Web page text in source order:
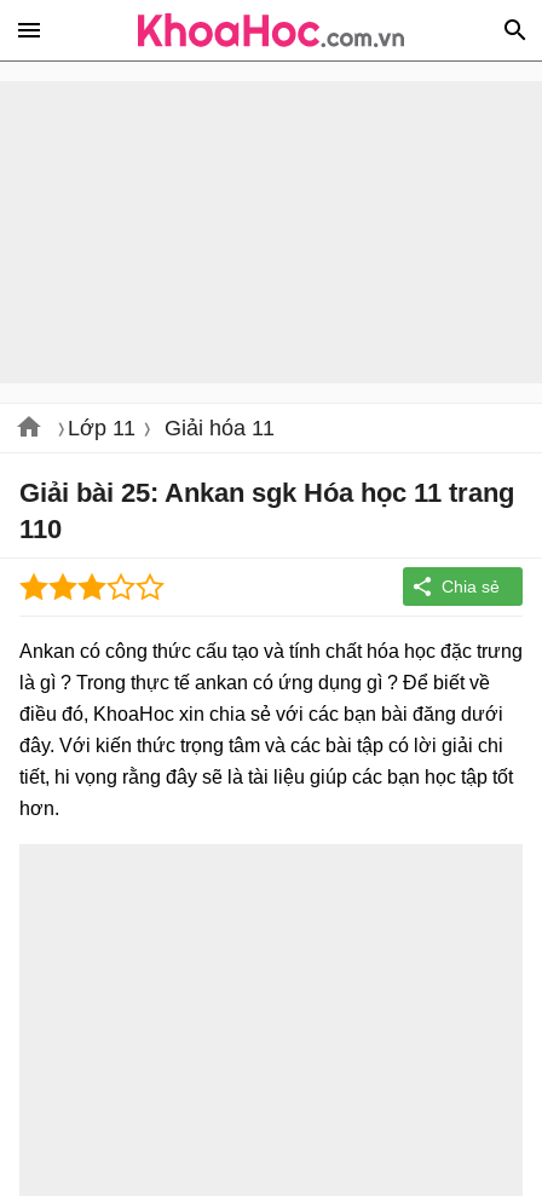
Lớp 11 Giải hóa 11
Giải bài 25: Ankan sgk Hóa học 11 trang
110
Ankan có công thức cấu tạo và tính chất hóa học đặc trưng
là gì ? Trong thực tế ankan có ứng dụng gì ? Để biết về
điều đó, KhoaHoc xin chia sẻ với các bạn bài đăng dưới
đây. Với kiến thức trọng tâm và các bài tập có lời giải chi
tiết, hi vọng rằng đây sẽ là tài liệu giúp các bạn học tập tốt
hơn.